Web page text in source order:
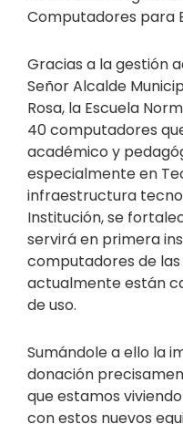
Computadores para
Gracias a la gestión
Señor Alcalde
Rosa, la Escuela
40 computadores
académico y
especialmente en
infraestructura
Institución, se
servirá en primera
computadores de
actualmente están
de uso.
Sumándole a ello la
donación
que estamos
con estos nuevos